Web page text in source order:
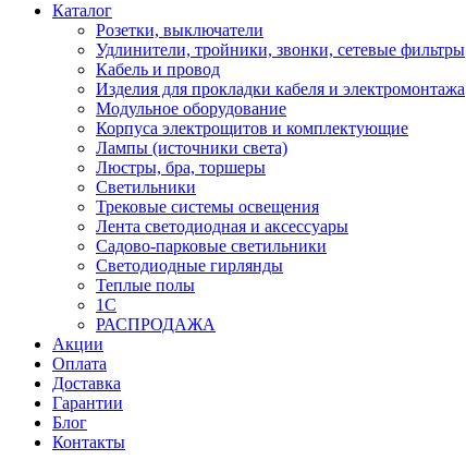
Каталог
Розетки, выключатели
Удлинители, тройники, звонки, сетевые фильтры
Кабель и провод
Изделия для прокладки кабеля и электромонтажа
Модульное оборудование
Корпуса электрощитов и комплектующие
Лампы (источники света)
Люстры, бра, торшеры
Светильники
Трековые системы освещения
Лента светодиодная и аксессуары
Садово-парковые светильники
Светодиодные гирлянды
Теплые полы
1С
РАСПРОДАЖА
Акции
Оплата
Доставка
Гарантии
Блог
Контакты